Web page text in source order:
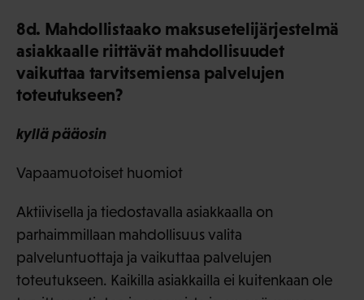
8d. Mahdollistaako maksusetelijärjestelmä
asiakkaalle riittävät mahdollisuudet
vaikuttaa tarvitsemiensa palvelujen
toteutukseen?
kyllä pääosin
Vapaamuotoiset huomiot
Aktiivisella ja tiedostavalla asiakkaalla on
parhaimmillaan mahdollisuus valita
palveluntuottaja ja vaikuttaa palvelujen
toteutukseen. Kaikilla asiakkailla ei kuitenkaan ole